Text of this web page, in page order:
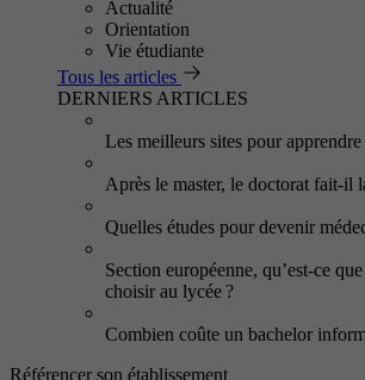
Actualité
Orientation
Vie étudiante
Tous les articles
DERNIERS ARTICLES
Les meilleurs sites pour
Après le master, le doctorat fait-il
Quelles études pour devenir
Section européenne, qu’est-ce
choisir au lycée ?
Combien coûte un bachelor
Référencer son établissement